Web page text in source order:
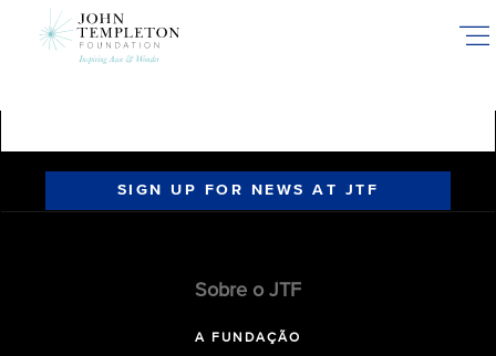
SIGN UP FOR NEWS AT JTF
Sobre o JTF
A FUNDAÇÃO